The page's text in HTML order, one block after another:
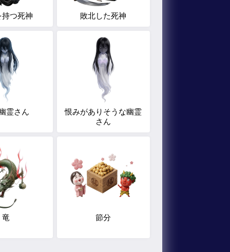
持つ死神 敗北した死神
霊さん
恨みがありそうな幽霊
さん
竜 節分